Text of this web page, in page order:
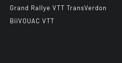
Grand Rallye VTT TransVerdon
BiiVOUAC VTT